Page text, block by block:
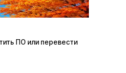
ПО или перевести